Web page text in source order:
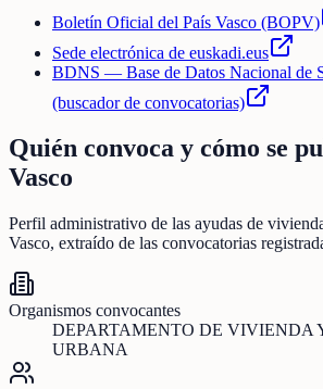
Boletín Oficial del País Vasco (BOPV)
Sede electrónica de euskadi.eus
BDNS — Base de Datos Nacional de
(buscador de convocatorias)
Quién convoca y cómo se
Vasco
Perfil administrativo de las ayudas de
Vasco, extraído de las convocatorias
Organismos convocantes
DEPARTAMENTO DE VIVIENDA
URBANA